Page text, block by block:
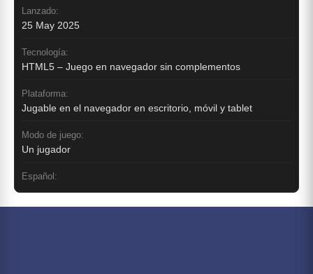
Lanzado:
25 May 2025
Tecnología:
HTML5 – Juego en navegador sin complementos
Plataforma:
Jugable en el navegador en escritorio, móvil y tablet
Modo de juego:
Un jugador
Español: